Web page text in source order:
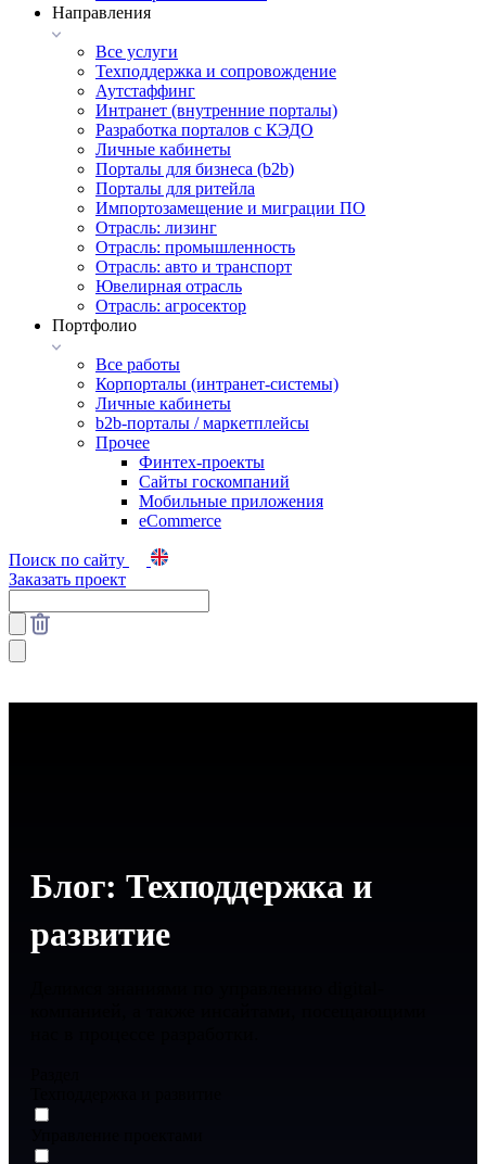
Направления
Все услуги
Техподдержка и сопровождение
Аутстаффинг
Интранет (внутренние порталы)
Разработка порталов с КЭДО
Личные кабинеты
Порталы для бизнеса (b2b)
Порталы для ритейла
Импортозамещение и миграции ПО
Отрасль: лизинг
Отрасль: промышленность
Отрасль: авто и транспорт
Ювелирная отрасль
Отрасль: агросектор
Портфолио
Все работы
Корпорталы (интранет-системы)
Личные кабинеты
b2b-порталы / маркетплейсы
Прочее
Финтех-проекты
Сайты госкомпаний
Мобильные приложения
eCommerce
Поиск по сайту
Заказать проект
Блог: Техподдержка и
развитие